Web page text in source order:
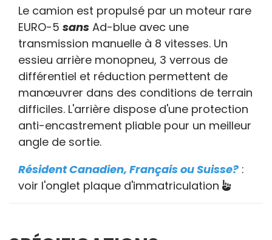
Le camion est propulsé par un moteur rare
EURO-5 sans Ad-blue avec une
transmission manuelle à 8 vitesses. Un
essieu arrière monopneu, 3 verrous de
différentiel et réduction permettent de
manœuvrer dans des conditions de terrain
difficiles. L'arrière dispose d'une protection
anti-encastrement pliable pour un meilleur
angle de sortie.
Résident Canadien, Français ou Suisse? :
voir l'onglet plaque d'immatriculation